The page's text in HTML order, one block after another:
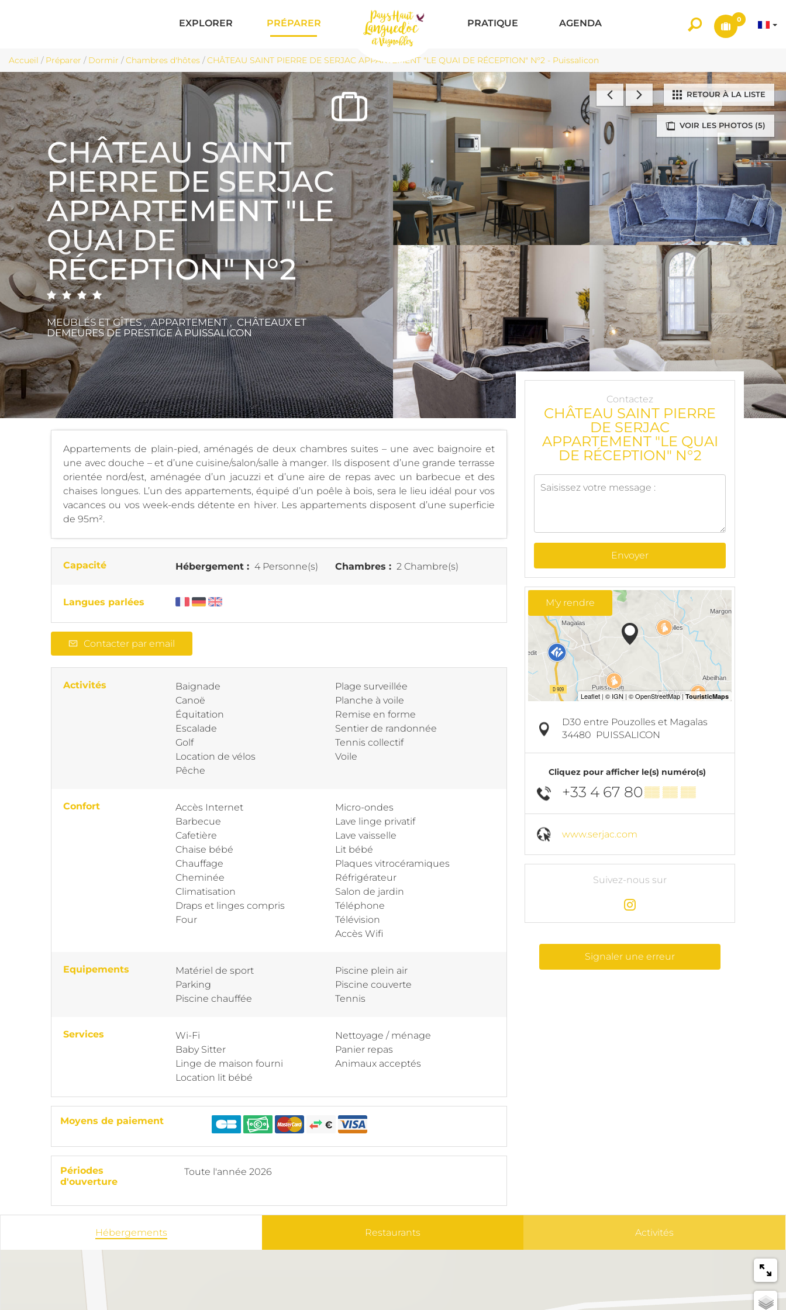
EXPLORER PRÉPARER PRATIQUE AGENDA 0
Accueil / Préparer / Dormir /Chambres d'hôtes /CHÂTEAU SAINT PIERRE DE SERJAC APPARTEMENT "LE QUAI DE RÉCEPTION" N°2 - Puissalicon
VOIR LES PHOTOS (5)
RETOUR À LA LISTE
CHÂTEAU SAINT
PIERRE DE SERJAC
APPARTEMENT "LE
QUAI DE
RÉCEPTION" N°2
MEUBLÉS ET GÎTES , APPARTEMENT , CHÂTEAUX ET
DEMEURES DE PRESTIGEÀ PUISSALICON
Appartements de plain-pied, aménagés de deux chambres suites – une avec baignoire et
une avec douche – et d’une cuisine/salon/salle à manger. Ils disposent d’une grande terrasse
orientée nord/est, aménagée d’un jacuzzi et d’une aire de repas avec un barbecue et des
chaises longues. L’un des appartements, équipé d’un poêle à bois, sera le lieu idéal pour vos
vacances ou vos week-ends détente en hiver. Les appartements disposent d’une superficie
de 95m².
Capacité Hébergement : 4 Personne(s) Chambres : 2 Chambre(s)
Langues parlées
Contacter par email
Activités
Baignade
Canoë
Équitation
Escalade
Golf
Location de vélos
Pêche
Plage surveillée
Planche à voile
Remise en forme
Sentier de randonnée
Tennis collectif
Voile
Confort
Accès Internet
Barbecue
Cafetière
Chaise bébé
Chauffage
Cheminée
Climatisation
Draps et linges compris
Four
Micro-ondes
Lave linge privatif
Lave vaisselle
Lit bébé
Plaques vitrocéramiques
Réfrigérateur
Salon de jardin
Téléphone
Télévision
Accès Wifi
Equipements
Matériel de sport
Parking
Piscine chauffée
Piscine plein air
Piscine couverte
Tennis
Services
Wi-Fi
Baby Sitter
Linge de maison fourni
Location lit bébé
Nettoyage / ménage
Panier repas
Animaux acceptés
Moyens de paiement
Périodes
d'ouverture
Toute l'année 2026
Contactez
CHÂTEAU SAINT PIERRE
DE SERJAC
APPARTEMENT "LE QUAI
DE RÉCEPTION" N°2
Envoyer
M'y rendre
D30 entre Pouzolles et Magalas
34480 PUISSALICON
Cliquez pour afficher le(s) numéro(s)
+33 4 67 80▒▒ ▒▒ ▒▒
www.serjac.com
Suivez-nous sur
Signaler une erreur
Hébergements Restaurants Activités